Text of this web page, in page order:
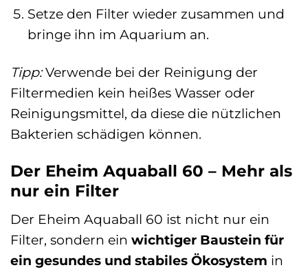
Setze den Filter wieder zusammen und
bringe ihn im Aquarium an.
Tipp:Verwende bei der Reinigung der
Filtermedien kein heißes Wasser oder
Reinigungsmittel, da diese die nützlichen
Bakterien schädigen können.
Der Eheim Aquaball 60 – Mehr als
nur ein Filter
Der Eheim Aquaball 60 ist nicht nur ein
Filter, sondern ein wichtiger Baustein für
ein gesundes und stabiles Ökosystem in